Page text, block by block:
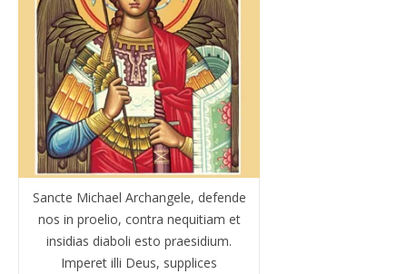
Sancte Michael Archangele, defende
nos in proelio, contra nequitiam et
insidias diaboli esto praesidium.
Imperet illi Deus, supplices